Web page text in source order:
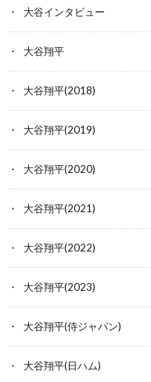
大谷インタビュー
大谷翔平
大谷翔平(2018)
大谷翔平(2019)
大谷翔平(2020)
大谷翔平(2021)
大谷翔平(2022)
大谷翔平(2023)
大谷翔平(侍ジャパン)
大谷翔平(日ハム)